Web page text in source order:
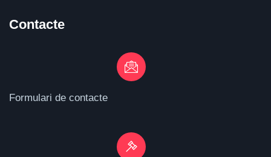
Contacte
Formulari de contacte